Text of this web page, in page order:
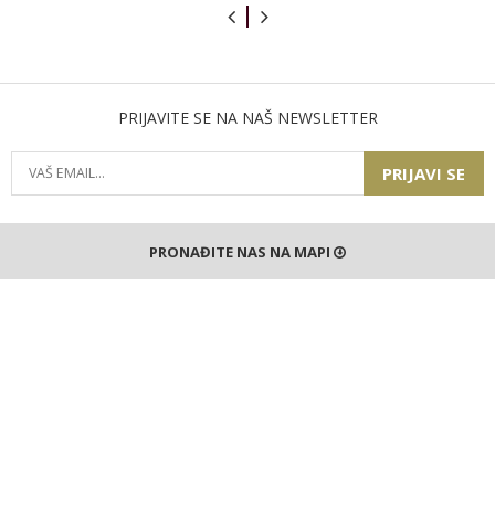
PRIJAVITE SE NA NAŠ NEWSLETTER
PRIJAVI SE
PRONAĐITE NAS NA MAPI